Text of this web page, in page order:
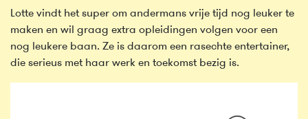
Lotte vindt het super om andermans vrije tijd nog leuker te
maken en wil graag extra opleidingen volgen voor een
nog leukere baan. Ze is daarom een rasechte entertainer,
die serieus met haar werk en toekomst bezig is.